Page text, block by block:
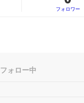
フォロワー
フォロー中